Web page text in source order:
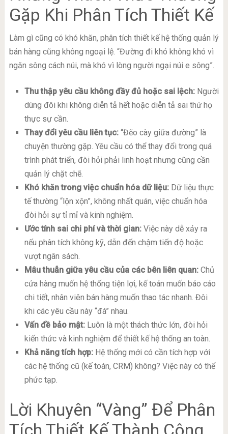
Gặp Khi Phân Tích Thiết Kế
Làm gì cũng có khó khăn, phân tích thiết kế hệ thống quản lý
bán hàng cũng không ngoại lệ. “Đường đi khó không khó vì
ngăn sông cách núi, mà khó vì lòng người ngại núi e sông”.
Thu thập yêu cầu không đầy đủ hoặc sai lệch:Người
dùng đôi khi không diễn tả hết hoặc diễn tả sai thứ họ
thực sự cần.
Thay đổi yêu cầu liên tục:“Đẽo cày giữa đường” là
chuyện thường gặp. Yêu cầu có thể thay đổi trong quá
trình phát triển, đòi hỏi phải linh hoạt nhưng cũng cần
quản lý chặt chẽ.
Khó khăn trong việc chuẩn hóa dữ liệu:Dữ liệu thực
tế thường “lộn xộn”, không nhất quán, việc chuẩn hóa
đòi hỏi sự tỉ mỉ và kinh nghiệm.
Ước tính sai chi phí và thời gian:Việc này dễ xảy ra
nếu phân tích không kỹ, dẫn đến chậm tiến độ hoặc
vượt ngân sách.
Mâu thuẫn giữa yêu cầu của các bên liên quan:Chủ
cửa hàng muốn hệ thống tiện lợi, kế toán muốn báo cáo
chi tiết, nhân viên bán hàng muốn thao tác nhanh. Đôi
khi các yêu cầu này “đá” nhau.
Vấn đề bảo mật:Luôn là một thách thức lớn, đòi hỏi
kiến thức và kinh nghiệm để thiết kế hệ thống an toàn.
Khả năng tích hợp:Hệ thống mới có cần tích hợp với
các hệ thống cũ (kế toán, CRM) không? Việc này có thể
phức tạp.
Lời Khuyên “Vàng” Để Phân
Tích Thiết Kế Thành Công